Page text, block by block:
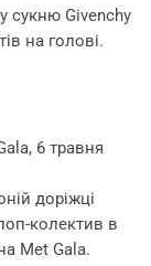
сукню Givenchy
на голові.
6 травня
колектив в
Met Gala.